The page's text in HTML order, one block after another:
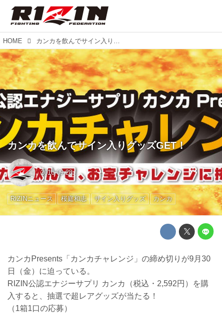
HOME カンカを飲んでサイン入りグッズGET！
カンカを飲んでサイン入りグッズGET！
2016-09-28
RIZINニュース 桜庭和志 サイン入りグッズ カンカ
カンカPresents「カンカチャレンジ」の締め切りが9月30
日（金）に迫っている。
RIZIN公認エナジーサプリ カンカ（税込・2,592円）を購
入すると、抽選で超レアグッズが当たる！
（1箱1口の応募）